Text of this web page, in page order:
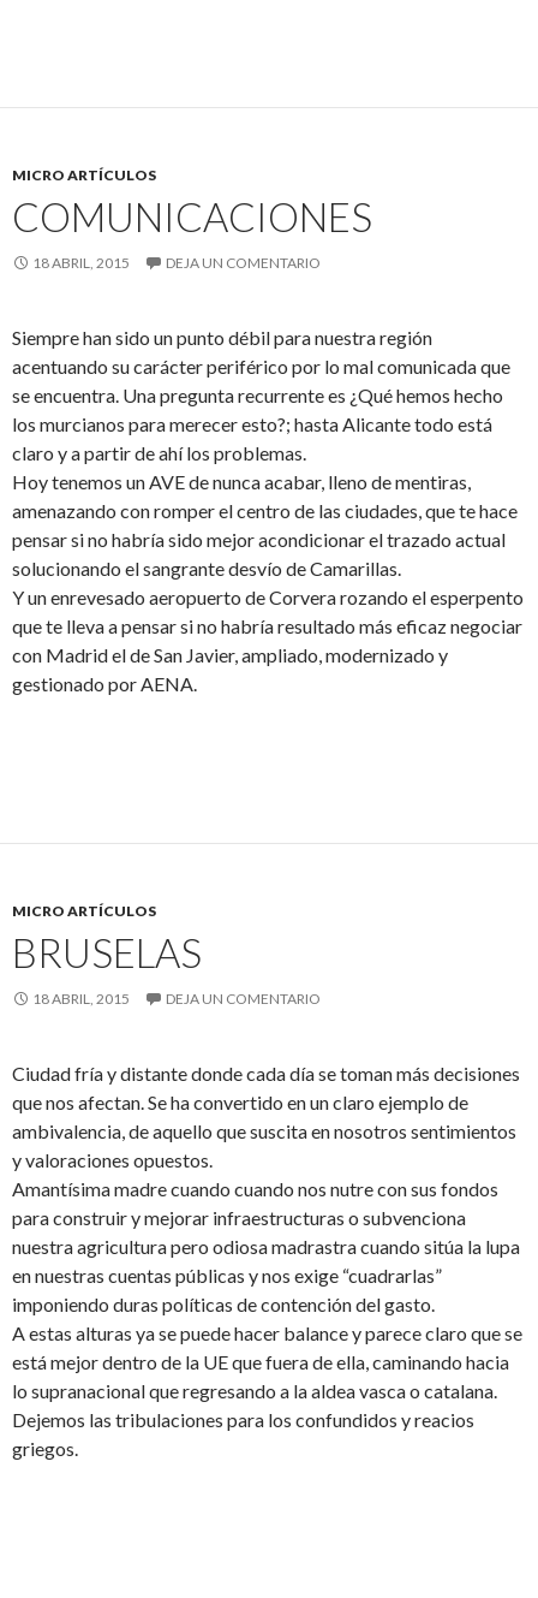
MICRO ARTÍCULOS
COMUNICACIONES
18 ABRIL, 2015 DEJA UN COMENTARIO
Siempre han sido un punto débil para nuestra región
acentuando su carácter periférico por lo mal comunicada que
se encuentra. Una pregunta recurrente es ¿Qué hemos hecho
los murcianos para merecer esto?; hasta Alicante todo está
claro y a partir de ahí los problemas.
Hoy tenemos un AVE de nunca acabar, lleno de mentiras,
amenazando con romper el centro de las ciudades, que te hace
pensar si no habría sido mejor acondicionar el trazado actual
solucionando el sangrante desvío de Camarillas.
Y un enrevesado aeropuerto de Corvera rozando el esperpento
que te lleva a pensar si no habría resultado más eficaz negociar
con Madrid el de San Javier, ampliado, modernizado y
gestionado por AENA.
MICRO ARTÍCULOS
BRUSELAS
18 ABRIL, 2015 DEJA UN COMENTARIO
Ciudad fría y distante donde cada día se toman más decisiones
que nos afectan. Se ha convertido en un claro ejemplo de
ambivalencia, de aquello que suscita en nosotros sentimientos
y valoraciones opuestos.
Amantísima madre cuando cuando nos nutre con sus fondos
para construir y mejorar infraestructuras o subvenciona
nuestra agricultura pero odiosa madrastra cuando sitúa la lupa
en nuestras cuentas públicas y nos exige “cuadrarlas”
imponiendo duras políticas de contención del gasto.
A estas alturas ya se puede hacer balance y parece claro que se
está mejor dentro de la UE que fuera de ella, caminando hacia
lo supranacional que regresando a la aldea vasca o catalana.
Dejemos las tribulaciones para los confundidos y reacios
griegos.